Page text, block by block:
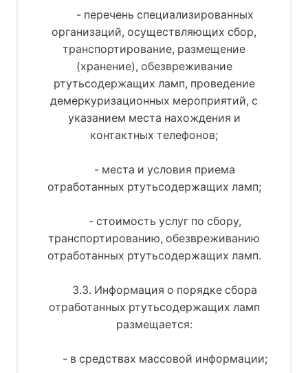
- перечень специализированных
организаций, осуществляющих сбор,
транспортирование, размещение
(хранение), обезвреживание
ртутьсодержащих ламп, проведение
демеркуризационных мероприятий, с
указанием места нахождения и
контактных телефонов;
- места и условия приема
отработанных ртутьсодержащих ламп;
- стоимость услуг по сбору,
транспортированию, обезвреживанию
отработанных ртутьсодержащих ламп.
3.3. Информация о порядке сбора
отработанных ртутьсодержащих ламп
размещается:
- в средствах массовой информации;